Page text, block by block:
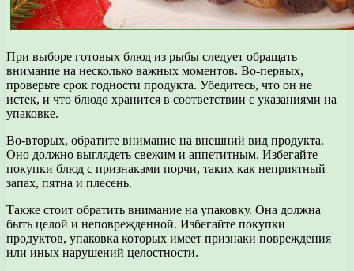
При выборе готовых блюд из рыбы следует обращать
внимание на несколько важных моментов. Во-первых,
проверьте срок годности продукта. Убедитесь, что он не
истек, и что блюдо хранится в соответствии с указаниями на
упаковке.
Во-вторых, обратите внимание на внешний вид продукта.
Оно должно выглядеть свежим и аппетитным. Избегайте
покупки блюд с признаками порчи, таких как неприятный
запах, пятна и плесень.
Также стоит обратить внимание на упаковку. Она должна
быть целой и неповрежденной. Избегайте покупки
продуктов, упаковка которых имеет признаки повреждения
или иных нарушений целостности.